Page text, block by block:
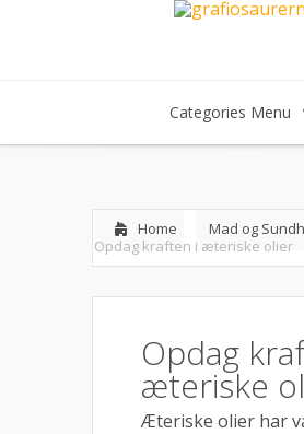
Categories Menu
Home
Mad og
Opdag kraften i æteriske olier
Opdag
æteriske
Æteriske olier har